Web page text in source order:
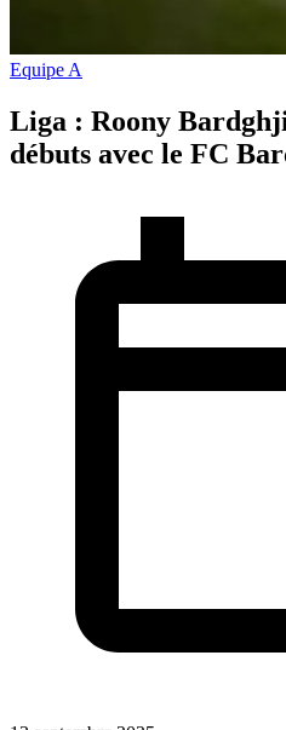
Equipe A
Liga : Roony
débuts avec le FC